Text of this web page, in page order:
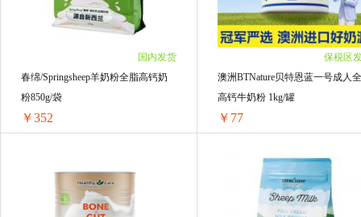
10袋 ￥574.7(￥57.47/单袋)
国内发货
春绵/Springsheep羊奶粉全脂高钙奶
粉850g/袋
￥352
1袋 ￥352(￥352/单袋)
保税区
澳洲BTNature贝特恩蓝一号成人
高钙牛奶粉 1kg/罐
￥77
1罐装 ￥80(￥80/单罐)